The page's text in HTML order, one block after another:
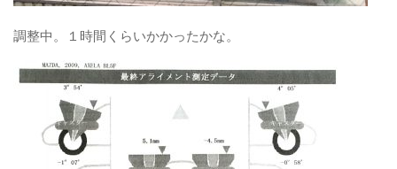
調整中。１時間くらいかかったかな。